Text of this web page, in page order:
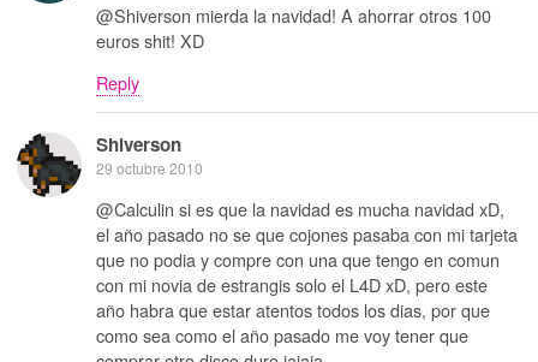
@Shiverson mierda la navidad! A ahorrar otros 100
euros shit! XD
Reply
Shiverson
29 octubre 2010
@Calculin si es que la navidad es mucha navidad xD,
el año pasado no se que cojones pasaba con mi tarjeta
que no podia y compre con una que tengo en comun
con mi novia de estrangis solo el L4D xD, pero este
año habra que estar atentos todos los dias, por que
como sea como el año pasado me voy tener que